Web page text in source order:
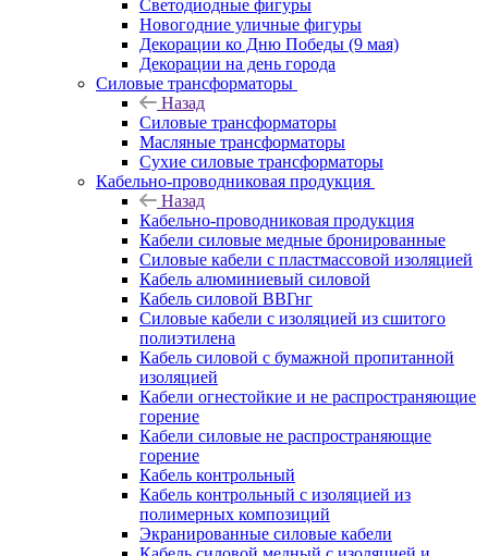
Светодиодные фигуры
Новогодние уличные фигуры
Декорации ко Дню Победы (9 мая)
Декорации на день города
Силовые трансформаторы
Назад
Силовые трансформаторы
Масляные трансформаторы
Сухие силовые трансформаторы
Кабельно-проводниковая продукция
Назад
Кабельно-проводниковая продукция
Кабели силовые медные бронированные
Силовые кабели с пластмассовой изоляцией
Кабель алюминиевый силовой
Кабель силовой ВВГнг
Силовые кабели с изоляцией из сшитого
полиэтилена
Кабель силовой с бумажной пропитанной
изоляцией
Кабели огнестойкие и не распространяющие
горение
Кабели силовые не распространяющие
горение
Кабель контрольный
Кабель контрольный с изоляцией из
полимерных композиций
Экранированные силовые кабели